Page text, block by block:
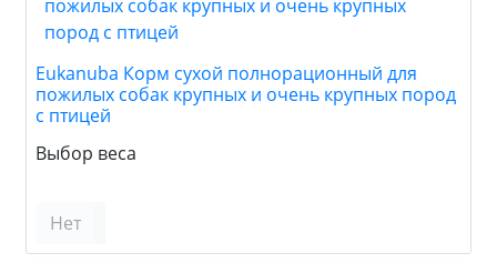
Eukanuba Корм сухой полнорационный для
пожилых собак крупных и очень крупных пород
с птицей
Выбор веса
Нет